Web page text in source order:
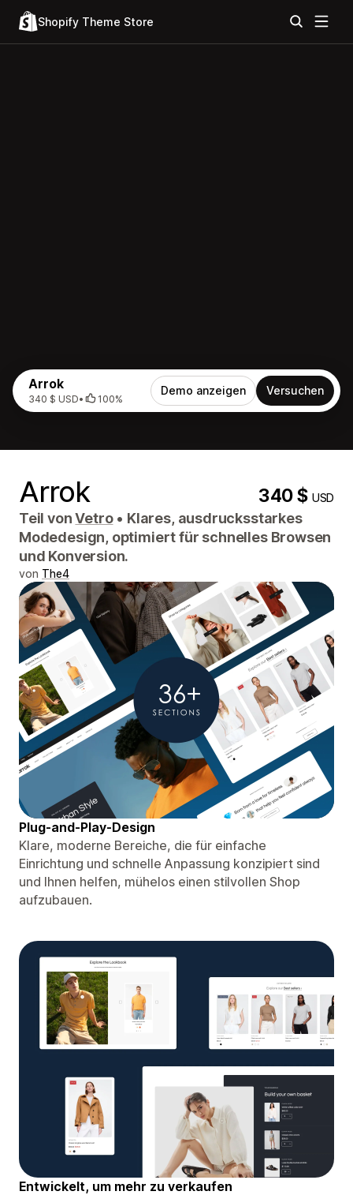
Shopify Theme Store
Arrok
340 $ USD• 100%
Demo anzeigen Versuchen
Arrok 340 $USD
Teil vonVetro • Klares, ausdrucksstarkes
Modedesign, optimiert für schnelles Browsen
und Konversion.
von The4
Plug-and-Play-Design
Klare, moderne Bereiche, die für einfache
Einrichtung und schnelle Anpassung konzipiert sind
und Ihnen helfen, mühelos einen stilvollen Shop
aufzubauen.
Entwickelt, um mehr zu verkaufen